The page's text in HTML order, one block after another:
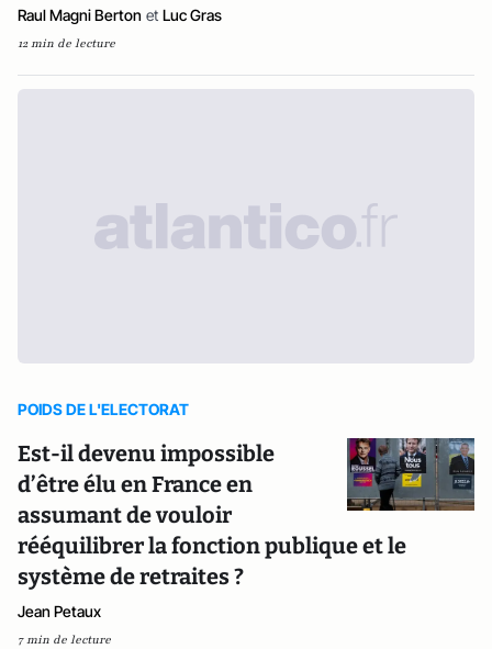
Raul Magni Berton et Luc Gras
12 min de lecture
POIDS DE L'ELECTORAT
Est-il devenu impossible
d’être élu en France en
assumant de vouloir
rééquilibrer la fonction publique et le
système de retraites ?
Jean Petaux
7 min de lecture